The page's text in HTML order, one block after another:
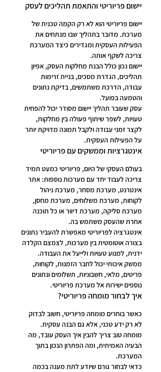
יישום פריוריטי והתאמת תהליכים לעסק
יישום פריוריטי הוא לא רק הקמה טכנית של
מערכת. מדובר בתהליך שבו מנתחים את
הפעילות העסקית ומגדירים כיצד המערכת
צריכה לשקף אותה.
יישום נכון כולל הבנת מחלקות העסק, אפיון
תהליכים, הגדרת מסכים, בניית זרימות
עבודה, הדרכת משתמשים, בדיקת נתונים
והטמעה בפועל.
עסק שעובר תהליך יישום מסודר יכול להפחית
טעויות, לשפר שיתוף פעולה בין מחלקות,
לקצר זמני עבודה ולקבל תמונה מדויקת יותר
על הפעילות העסקית.
אינטגרציות וממשקים עם פריוריטי
בעולם העסקי של היום, פריוריטי כמעט תמיד
צריכה לעבוד יחד עם מערכות נוספות: אתר
אינטרנט, מערכת מסחר, מערכת ניהול
לקוחות, מערכת משלוחים, מערכת מחסן,
מערכת סליקה, מערכת דיוור או כל תוכנה
אחרת שהעסק משתמש בה.
אינטגרציה לפריוריטי מאפשרת להעביר נתונים
בצורה אוטומטית בין מערכות, לצמצם הקלדה
ידנית, למנוע טעויות ולייעל את העבודה.
ממשק איכותי יכול לחבר הזמנות, לקוחות,
פריטים, מלאי, חשבוניות, תשלומים ונתונים
נוספים ישירות אל מערכת פריוריטי.
איך לבחור מומחה פריוריטי?
כאשר בוחרים מומחה פריוריטי, חשוב לבדוק
לא רק ידע טכני, אלא גם הבנה עסקית.
מומחה טוב צריך להבין איך העסק עובד, מה
הבעיה האמיתית, ומה הפתרון הנכון בתוך
המערכת.
כדאי לבחור גורם שיודע לתת מענה בכמה